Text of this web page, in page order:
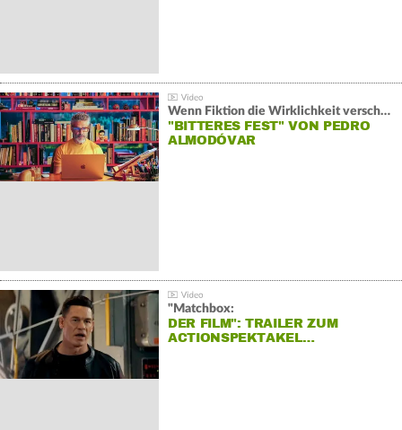
Wenn Fiktion die Wirklichkeit verschiebt:
"BITTERES FEST" VON PEDRO
ALMODÓVAR
"Matchbox:
DER FILM": TRAILER ZUM
ACTIONSPEKTAKEL…